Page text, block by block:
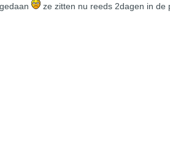
ze zitten nu reeds 2dagen in de